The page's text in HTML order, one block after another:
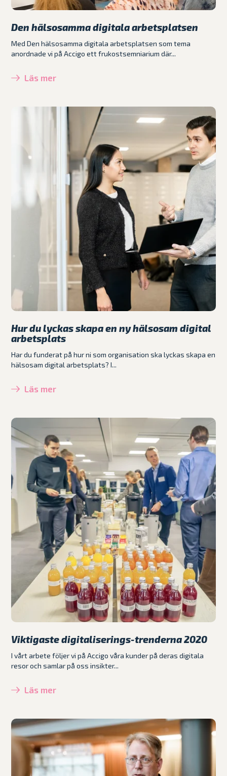
Den hälsosamma digitala arbetsplatsen
Med Den hälsosamma digitala arbetsplatsen som tema
anordnade vi på Accigo ett frukostsemniarium där...
Läs mer
Hur du lyckas skapa en ny hälsosam digital
arbetsplats
Har du funderat på hur ni som organisation ska lyckas skapa en
hälsosam digital arbetsplats? I...
Läs mer
Viktigaste digitaliserings-trenderna 2020
I vårt arbete följer vi på Accigo våra kunder på deras digitala
resor och samlar på oss insikter...
Läs mer